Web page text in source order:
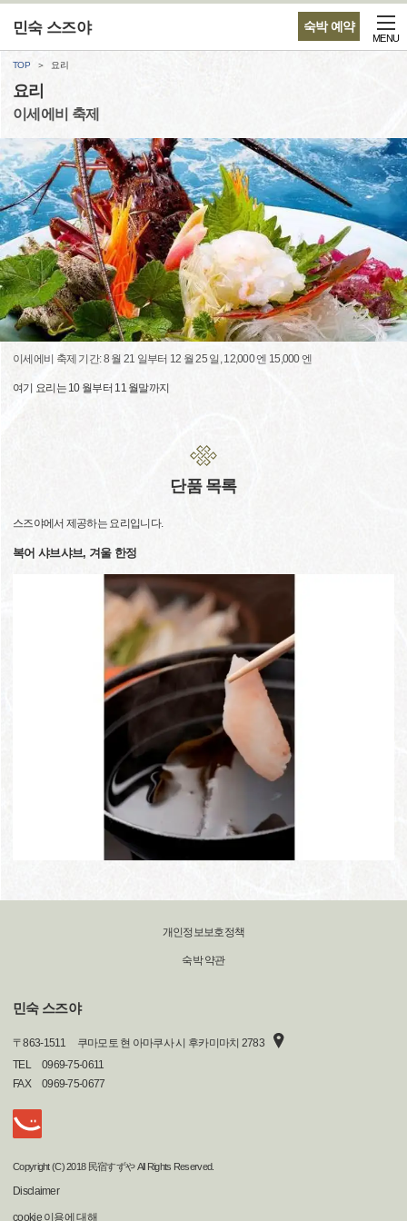
숙박 예약
민숙 스즈야
MENU
TOP 요리
요리
이세에비 축제
이세에비 축제 기간: 8 월 21 일부터 12 월 25 일, 12,000 엔 15,000 엔
여기 요리는 10 월부터 11 월말까지
단품 목록
스즈야에서 제공하는 요리입니다.
복어 샤브샤브, 겨울 한정
개인정보보호정책
숙박 약관
민숙 스즈야
〒863-1511
쿠마모토 현 아마쿠사 시 후카미마치 2783
TEL
0969-75-0611
FAX
0969-75-0677
Copyright (C) 2018 民宿すずや All Rights Reserved.
Disclaimer
cookie 이용에 대해